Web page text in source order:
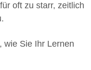
oft zu starr, zeitlich
wie Sie Ihr Lernen